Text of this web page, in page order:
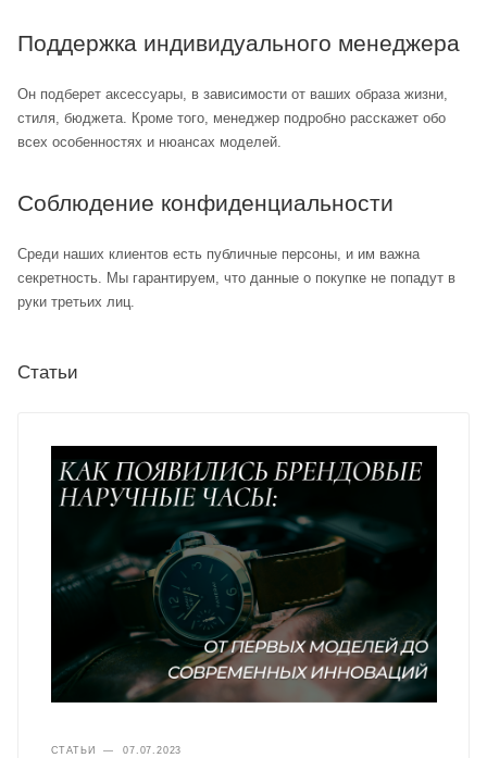
Поддержка индивидуального менеджера
Он подберет аксессуары, в зависимости от ваших образа жизни,
стиля, бюджета. Кроме того, менеджер подробно расскажет обо
всех особенностях и нюансах моделей.
Соблюдение конфиденциальности
Среди наших клиентов есть публичные персоны, и им важна
секретность. Мы гарантируем, что данные о покупке не попадут в
руки третьих лиц.
Статьи
СТАТЬИ — 07.07.2023